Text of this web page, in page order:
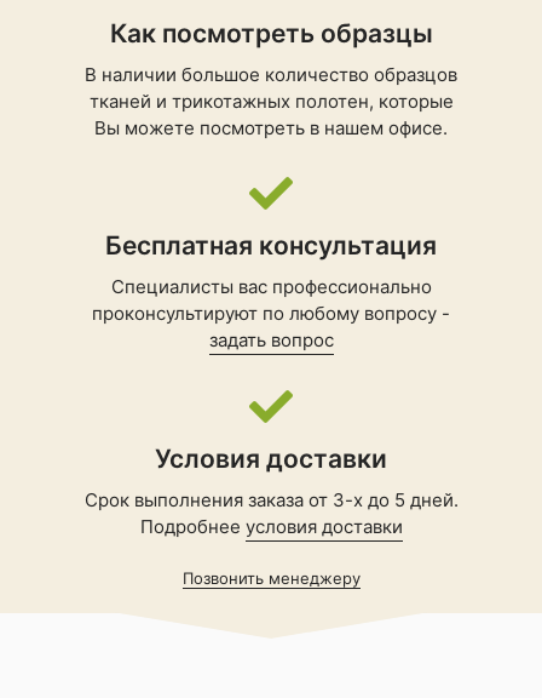
Как посмотреть образцы
В наличии большое количество образцов
тканей и трикотажных полотен, которые
Вы можете посмотреть в нашем офисе.
Бесплатная консультация
Специалисты вас профессионально
проконсультируют по любому вопросу -
задать вопрос
Условия доставки
Срок выполнения заказа от 3-х до 5 дней.
Подробнее условия доставки
Позвонить менеджеру